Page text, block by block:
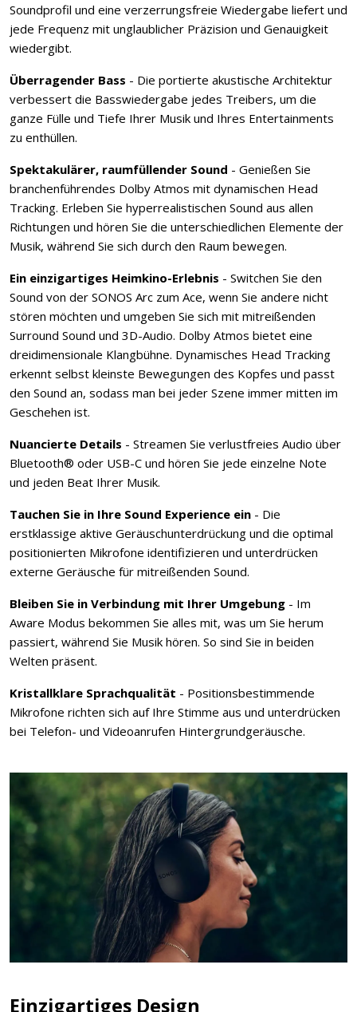
Soundprofil und eine verzerrungsfreie Wiedergabe liefert und
jede Frequenz mit unglaublicher Präzision und Genauigkeit
wiedergibt.
Überragender Bass - Die portierte akustische Architektur
verbessert die Basswiedergabe jedes Treibers, um die
ganze Fülle und Tiefe Ihrer Musik und Ihres Entertainments
zu enthüllen.
Spektakulärer, raumfüllender Sound - Genießen Sie
branchenführendes Dolby Atmos mit dynamischen Head
Tracking. Erleben Sie hyperrealistischen Sound aus allen
Richtungen und hören Sie die unterschiedlichen Elemente der
Musik, während Sie sich durch den Raum bewegen.
Ein einzigartiges Heimkino-Erlebnis - Switchen Sie den
Sound von der SONOS Arc zum Ace, wenn Sie andere nicht
stören möchten und umgeben Sie sich mit mitreißenden
Surround Sound und 3D-Audio. Dolby Atmos bietet eine
dreidimensionale Klangbühne. Dynamisches Head Tracking
erkennt selbst kleinste Bewegungen des Kopfes und passt
den Sound an, sodass man bei jeder Szene immer mitten im
Geschehen ist.
Nuancierte Details - Streamen Sie verlustfreies Audio über
Bluetooth® oder USB-C und hören Sie jede einzelne Note
und jeden Beat Ihrer Musik.
Tauchen Sie in Ihre Sound Experience ein - Die
erstklassige aktive Geräuschunterdrückung und die optimal
positionierten Mikrofone identifizieren und unterdrücken
externe Geräusche für mitreißenden Sound.
Bleiben Sie in Verbindung mit Ihrer Umgebung - Im
Aware Modus bekommen Sie alles mit, was um Sie herum
passiert, während Sie Musik hören. So sind Sie in beiden
Welten präsent.
Kristallklare Sprachqualität - Positionsbestimmende
Mikrofone richten sich auf Ihre Stimme aus und unterdrücken
bei Telefon- und Videoanrufen Hintergrundgeräusche.
Einzigartiges Design